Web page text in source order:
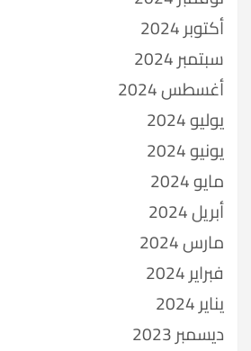
أكتوبر 2024
سبتمبر 2024
أغسطس 2024
يوليو 2024
يونيو 2024
مايو 2024
أبريل 2024
مارس 2024
فبراير 2024
يناير 2024
ديسمبر 2023